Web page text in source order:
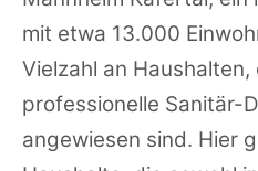
mit etwa 13.000
Vielzahl an
professionelle Sanitär-
angewiesen sind. Hier